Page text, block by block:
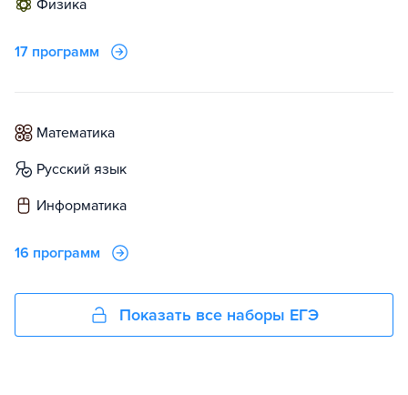
физика
17 программ
математика
русский язык
информатика
16 программ
Показать все наборы ЕГЭ